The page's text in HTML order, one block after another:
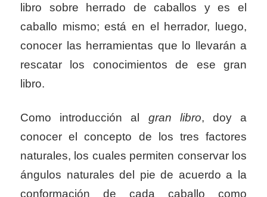
libro sobre herrado de caballos y es el
caballo mismo; está en el herrador, luego,
conocer las herramientas que lo llevarán a
rescatar los conocimientos de ese gran
libro.
Como introducción al gran libro, doy a
conocer el concepto de los tres factores
naturales, los cuales permiten conservar los
ángulos naturales del pie de acuerdo a la
conformación de cada caballo como